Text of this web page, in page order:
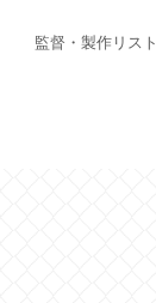
監督・製作リスト